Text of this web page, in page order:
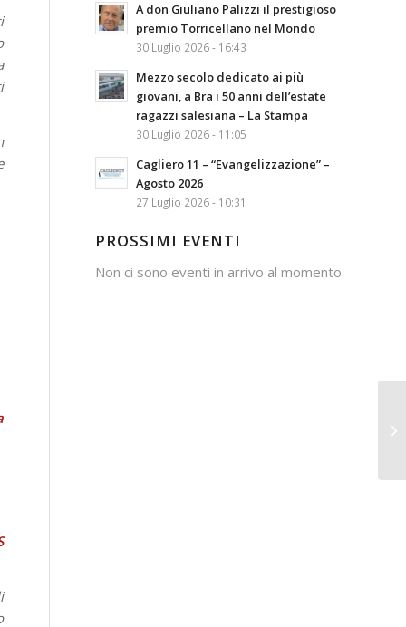
A don Giuliano Palizzi il prestigioso
premio Torricellano nel Mondo
30 Luglio 2026 - 16:43
Mezzo secolo dedicato ai più
giovani, a Bra i 50 anni dell’estate
ragazzi salesiana – La Stampa
30 Luglio 2026 - 11:05
Cagliero 11 – “Evangelizzazione” –
Agosto 2026
27 Luglio 2026 - 10:31
PROSSIMI EVENTI
Non ci sono eventi in arrivo al momento.